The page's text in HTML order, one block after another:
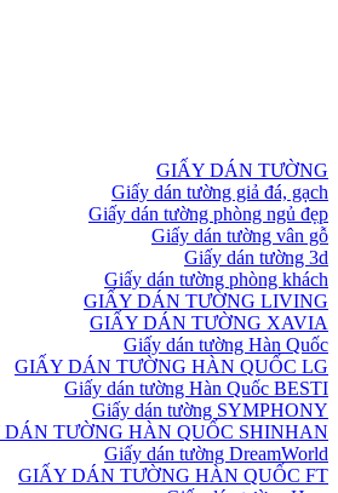
GIẤY DÁN TƯỜNG
Giấy dán tường giả đá, gạch
Giấy dán tường phòng ngủ đẹp
Giấy dán tường vân gỗ
Giấy dán tường 3d
Giấy dán tường phòng khách
GIẤY DÁN TƯỜNG LIVING
GIẤY DÁN TƯỜNG XAVIA
Giấy dán tường Hàn Quốc
GIẤY DÁN TƯỜNG HÀN QUỐC LG
Giấy dán tường Hàn Quốc BESTI
Giấy dán tường SYMPHONY
TƯỜNG HÀN QUỐC SHINHAN
Giấy dán tường DreamWorld
GIẤY DÁN TƯỜNG HÀN QUỐC FT